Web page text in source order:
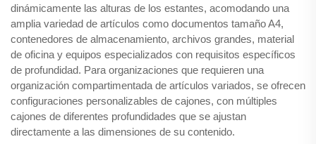
dinámicamente las alturas de los estantes, acomodando una
amplia variedad de artículos como documentos tamaño A4,
contenedores de almacenamiento, archivos grandes, material
de oficina y equipos especializados con requisitos específicos
de profundidad. Para organizaciones que requieren una
organización compartimentada de artículos variados, se ofrecen
configuraciones personalizables de cajones, con múltiples
cajones de diferentes profundidades que se ajustan
directamente a las dimensiones de su contenido.